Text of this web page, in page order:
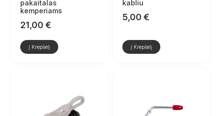
pakaitalas
kemperiams
21,00 €
Į Krepšelį
kabliu
5,00 €
Į Krepšelį